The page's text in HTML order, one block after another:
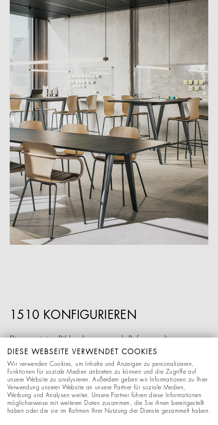
1510 KONFIGURIEREN
Die gezeigten Bilder dienen nur als Referenz, die
Abbildungen können vom tatsächlichen Produkt
abweichen. Die dargestellten Konfigurationen verfälschen
die gezeigten Materialien und Stoffe, Farbdifferenzen zum
Original sind möglich. Änderungen behalten wir uns
ausdrücklich vor.
DIESE WEBSEITE VERWENDET COOKIES
Wir verwenden Cookies, um Inhalte und Anzeigen zu personalisieren,
Funktionen für soziale Medien anbieten zu können und die Zugriffe auf
unsere Website zu analysieren. Außerdem geben wir Informationen zu Ihrer
Verwendung unserer Website an unsere Partner für soziale Medien,
Werbung und Analysen weiter. Unsere Partner führen diese Informationen
möglicherweise mit weiteren Daten zusammen, die Sie ihnen bereitgestellt
haben oder die sie im Rahmen Ihrer Nutzung der Dienste gesammelt haben.